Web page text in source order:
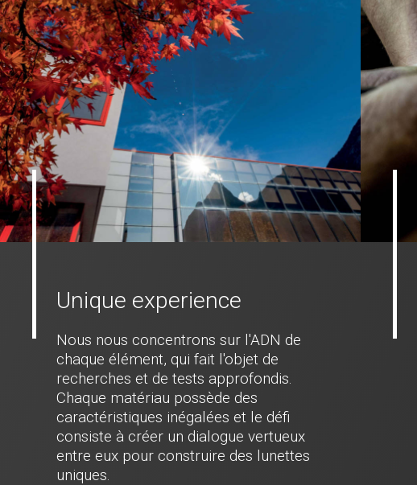
Unique experience
Nous nous concentrons sur l'ADN de
chaque élément, qui fait l'objet de
recherches et de tests approfondis.
Chaque matériau possède des
caractéristiques inégalées et le défi
consiste à créer un dialogue vertueux
entre eux pour construire des lunettes
uniques.